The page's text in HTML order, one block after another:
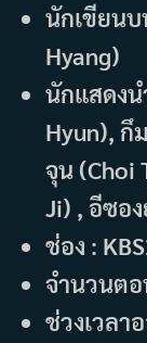
นักเขียนบ
Hyang)
นักแสดงน
Hyun), กึ
จุน (Choi
Ji) , อีซอ
ช่อง :
จำนวนตอ
ช่วงเวลา